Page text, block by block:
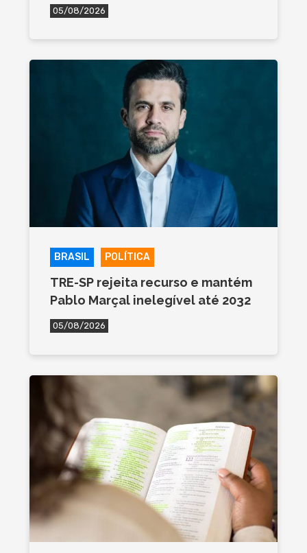
05/08/2026
BRASIL POLÍTICA
TRE-SP rejeita recurso e mantém
Pablo Marçal inelegível até 2032
05/08/2026